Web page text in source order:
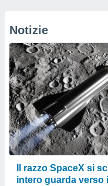
Notizie
Il razzo SpaceX si
intero guarda verso